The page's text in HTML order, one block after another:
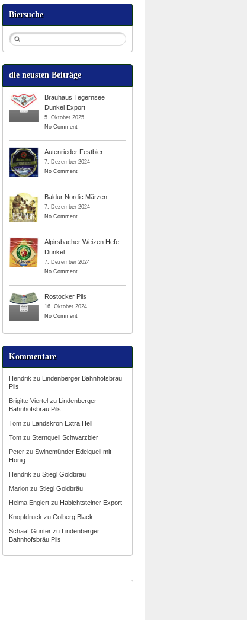
Biersuche
die neusten Beiträge
Brauhaus Tegernsee
Dunkel Export
5. Oktober 2025
No Comment
Autenrieder Festbier
7. Dezember 2024
No Comment
Baldur Nordic Märzen
7. Dezember 2024
No Comment
Alpirsbacher Weizen Hefe
Dunkel
7. Dezember 2024
No Comment
Rostocker Pils
16. Oktober 2024
No Comment
Kommentare
Hendrik zu Lindenberger Bahnhofsbräu
Pils
Brigitte Viertel zu Lindenberger
Bahnhofsbräu Pils
Tom zu Landskron Extra Hell
Tom zuSternquell Schwarzbier
Peter zuSwinemünder Edelquell mit
Honig
Hendrik zuStiegl Goldbräu
Marion zuStiegl Goldbräu
Helma Englert zu Habichtsteiner Export
Knopfdruck zuColberg Black
Schaaf,Günter zu Lindenberger
Bahnhofsbräu Pils